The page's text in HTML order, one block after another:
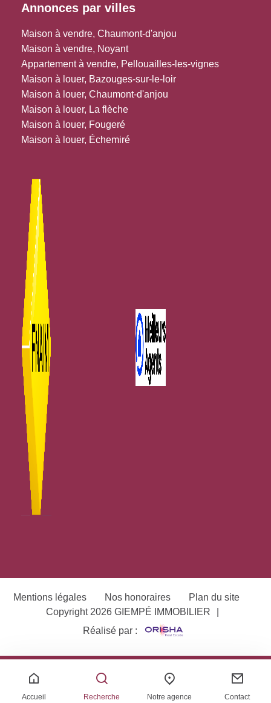
Accueil Recherche Notre agence Contact
Annonces par villes
Maison à vendre, Chaumont-d'anjou
Maison à vendre, Noyant
Appartement à vendre, Pellouailles-les-vignes
Maison à louer, Bazouges-sur-le-loir
Maison à louer, Chaumont-d'anjou
Maison à louer, La flèche
Maison à louer, Fougeré
Maison à louer, Échemiré
Mentions légales Nos honoraires
Plan du site
Copyright 2026 GIEMPÉ IMMOBILIER
Réalisé par :